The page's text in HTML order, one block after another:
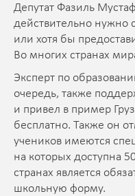
Депутат Фазиль
действительно нужно
или хотя бы
Во многих странах
Эксперт по
очередь, также
и привел в пример
бесплатно. Также он
учеников имеются
на которых доступна
странах является
школьную форму.